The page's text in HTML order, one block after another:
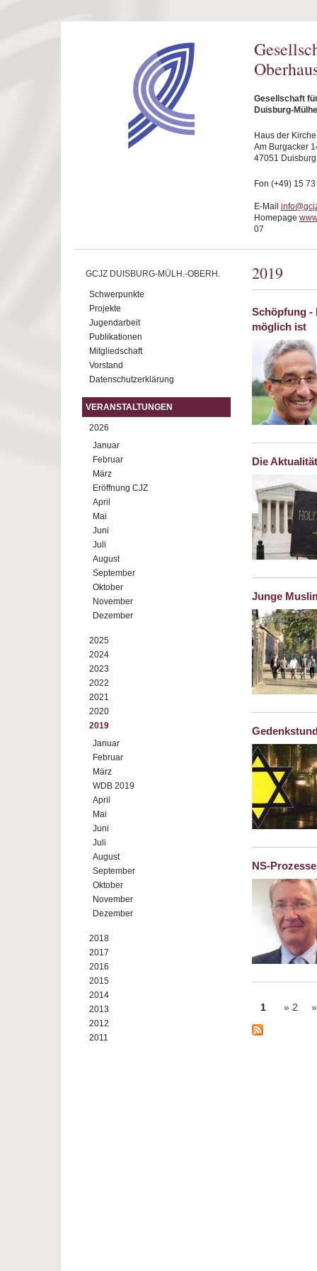
Gesellschaft
Duisburg-
Haus der Kirche
Am Burgacker
47051 Duisburg
Fon (+49) 15
E-Mail
Homepage
07
GCJZ DUISBURG-MÜLH.-OBERH.
Schwerpunkte
Projekte
Jugendarbeit
Publikationen
Mitgliedschaft
Vorstand
Datenschutzerklärung
VERANSTALTUNGEN
2026
Januar
Februar
März
Eröffnung CJZ
April
Mai
Juni
Juli
August
September
Oktober
November
Dezember
2025
2024
2023
2022
2021
2020
2019
Januar
Februar
März
WDB 2019
April
Mai
Juni
Juli
August
September
Oktober
November
Dezember
2018
2017
2016
2015
2014
2013
2012
2011
2019
Schöpfung -
möglich ist
Die
Junge
NS-
Seiten
1 2